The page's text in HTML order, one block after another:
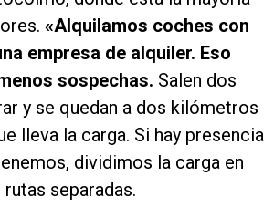
«Alquilamos coches con
empresa de alquiler. Eso
sospechas. Salen dos
y se quedan a dos kilómetros
lleva la carga. Si hay presencia
dividimos la carga en
separadas.